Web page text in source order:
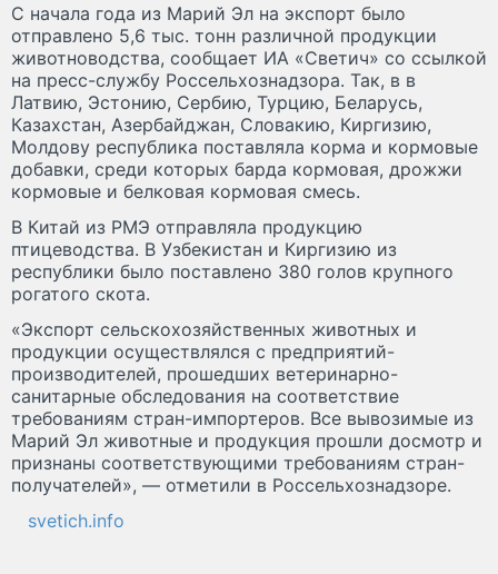
С начала года из Марий Эл на экспорт было
отправлено 5,6 тыс. тонн различной продукции
животноводства, сообщает ИА «Светич» со ссылкой
на пресс-службу Россельхознадзора. Так, в в
Латвию, Эстонию, Сербию, Турцию, Беларусь,
Казахстан, Азербайджан, Словакию, Киргизию,
Молдову республика поставляла корма и кормовые
добавки, среди которых барда кормовая, дрожжи
кормовые и белковая кормовая смесь.
В Китай из РМЭ отправляла продукцию
птицеводства. В Узбекистан и Киргизию из
республики было поставлено 380 голов крупного
рогатого скота.
«Экспорт сельскохозяйственных животных и
продукции осуществлялся с предприятий-
производителей, прошедших ветеринарно-
санитарные обследования на соответствие
требованиям стран-импортеров. Все вывозимые из
Марий Эл животные и продукция прошли досмотр и
признаны соответствующими требованиям стран-
получателей», — отметили в Россельхознадзоре.
svetich.info